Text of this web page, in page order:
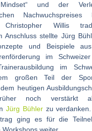
und der
Willis
Anschluss stellte Jürg
und Beispiele
im
im
großen Teil der
heutigen
noch verstärkt
Jürg Bühlerzu
ging es für die